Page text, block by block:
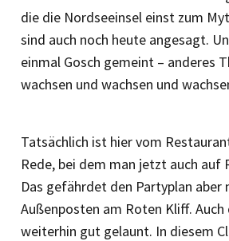
die die Nordseeinsel einst zum
sind auch noch heute angesagt.
einmal Gosch gemeint – anderes
wachsen und wachsen und
Tatsächlich ist hier vom
Rede, bei dem man jetzt auch
Das gefährdet den Partyplan aber
Außenposten am Roten Kliff.
weiterhin gut gelaunt. In diesem